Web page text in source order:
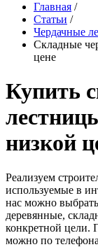
Главная /
Статьи /
Чердачные
Складные
цене
Купить
низкой
Реализуем
используемые в
нас можно
деревянные,
конкретной цели.
можно по